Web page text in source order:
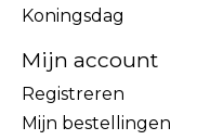
Koningsdag
Mijn account
Registreren
Mijn bestellingen